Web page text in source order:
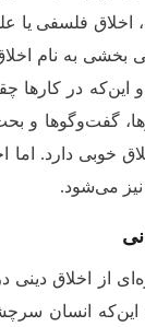
اخلاق فلسفی یا
بخشی به نام
این‌که در کارها
گفت‌وگوها و
خوبی دارد.
نیز می‌شود.
از اخلاق دینی
انسان